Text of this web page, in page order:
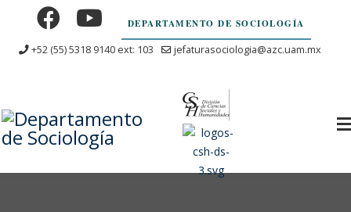
DEPARTAMENTO DE SOCIOLOGÍA
+52 (55) 5318 9140 ext: 103
jefaturasociologia@azc.uam.mx